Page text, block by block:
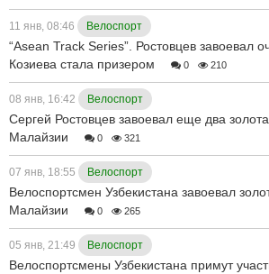
11 янв, 08:46 Велоспорт
“Asean Track Series”. Ростовцев завоевал
Козиева стала призером
0 210
08 янв, 16:42 Велоспорт
Сергей Ростовцев завоевал еще два
Малайзии
0 321
07 янв, 18:55 Велоспорт
Велоспортсмен Узбекистана завоевал
Малайзии
0 265
05 янв, 21:49 Велоспорт
Велоспортсмены Узбекистана примут